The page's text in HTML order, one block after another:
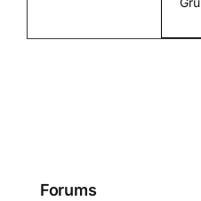
Forums